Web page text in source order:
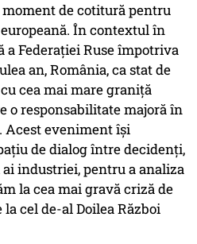
de cotitură pentru
În contextul în
a Federației Ruse împotriva
an, România, ca stat de
cea mai mare graniță
o responsabilitate majoră în
Acest eveniment își
de dialog între decidenți,
industriei, pentru a analiza
la cea mai gravă criză de
cel de-al Doilea Război